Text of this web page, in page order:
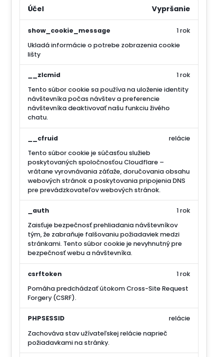
Účel Vypršanie
show_cookie_message
Ukladá informácie o potrebe zobrazenia cookie
lišty
1 rok
__zlcmid
Tento súbor cookie sa používa na uloženie identity
návštevníka počas návštev a preferencie
návštevníka deaktivovať našu funkciu živého
chatu.
1 rok
__cfruid
Tento súbor cookie je súčasťou služieb
poskytovaných spoločnosťou Cloudflare –
vrátane vyrovnávania záťaže, doručovania obsahu
webových stránok a poskytovania pripojenia DNS
pre prevádzkovateľov webových stránok.
relácie
_auth
Zaisťuje bezpečnosť prehliadania návštevníkov
tým, že zabraňuje falšovaniu požiadaviek medzi
stránkami. Tento súbor cookie je nevyhnutný pre
bezpečnosť webu a návštevníka.
1 rok
csrftoken
Pomáha predchádzať útokom Cross-Site Request
Forgery (CSRF).
1 rok
PHPSESSID
Zachováva stav užívateľskej relácie naprieč
požiadavkami na stránky.
relácie